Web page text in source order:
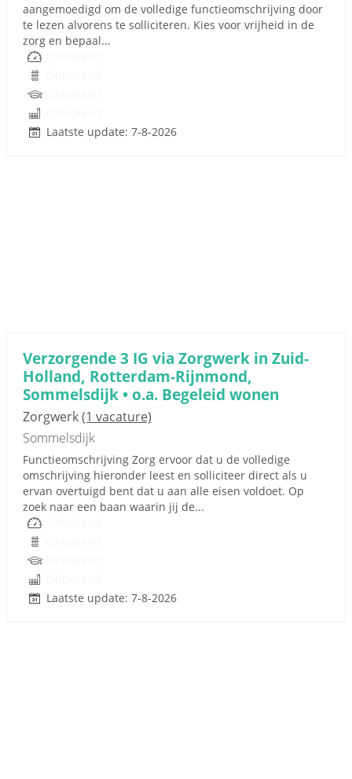
aangemoedigd om de volledige functieomschrijving door
te lezen alvorens te solliciteren. Kies voor vrijheid in de
zorg en bepaal...
Laatste update: 7-8-2026
Verzorgende 3 IG via Zorgwerk in Zuid-
Holland, Rotterdam-Rijnmond,
Sommelsdijk • o.a. Begeleid wonen
Zorgwerk(1 vacature)
Sommelsdijk
Functieomschrijving Zorg ervoor dat u de volledige
omschrijving hieronder leest en solliciteer direct als u
ervan overtuigd bent dat u aan alle eisen voldoet. Op
zoek naar een baan waarin jij de...
Laatste update: 7-8-2026